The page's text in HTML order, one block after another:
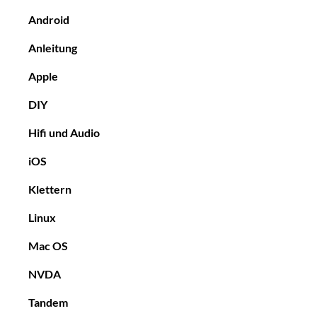
Android
Anleitung
Apple
DIY
Hifi und Audio
iOS
Klettern
Linux
Mac OS
NVDA
Tandem